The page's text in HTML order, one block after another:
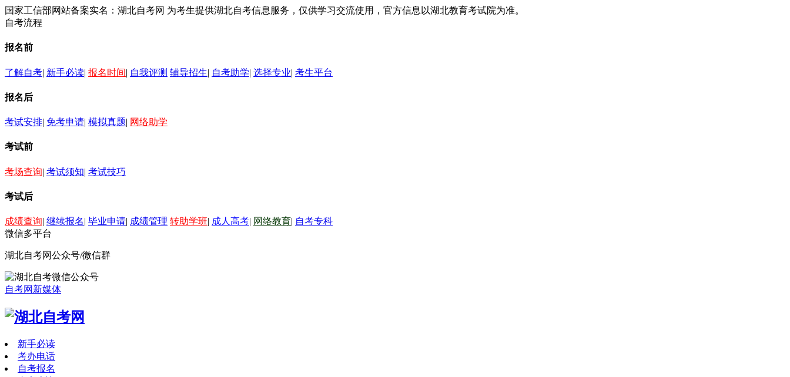
国家工信部网站备案实名：湖北自考网 为考生提供湖北自考信息服务，仅供学习交流使用，官方信息以湖北教育考试院为准。
自考流程
报名前
了解自考| 新手必读| 报名时间| 自我评测 辅导招生| 自考助学| 选择专业| 考生平台
报名后
考试安排| 免考申请| 模拟真题| 网络助学
考试前
考场查询| 考试须知| 考试技巧
考试后
成绩查询| 继续报名| 毕业申请| 成绩管理 转助学班| 成人高考| 网络教育| 自考专科
微信多平台
湖北自考网公众号/微信群
自考网新媒体
新手必读
考办电话
自考报名